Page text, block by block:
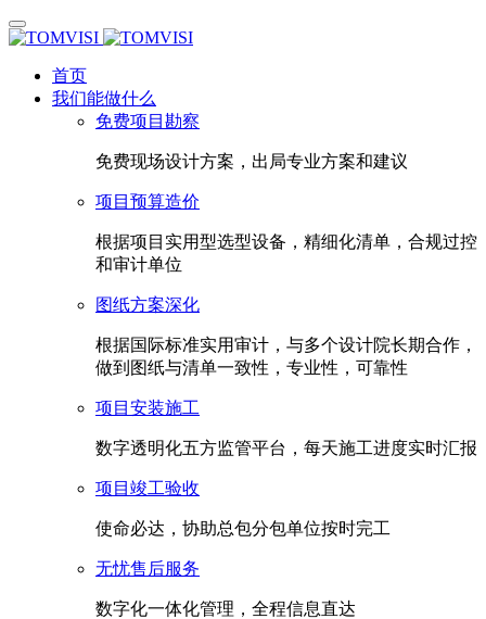
首页
我们能做什么
免费项目勘察
免费现场设计方案，出局专业方案和建议
项目预算造价
根据项目实用型选型设备，精细化清单，合规过控
和审计单位
图纸方案深化
根据国际标准实用审计，与多个设计院长期合作，
做到图纸与清单一致性，专业性，可靠性
项目安装施工
数字透明化五方监管平台，每天施工进度实时汇报
项目竣工验收
使命必达，协助总包分包单位按时完工
无忧售后服务
数字化一体化管理，全程信息直达